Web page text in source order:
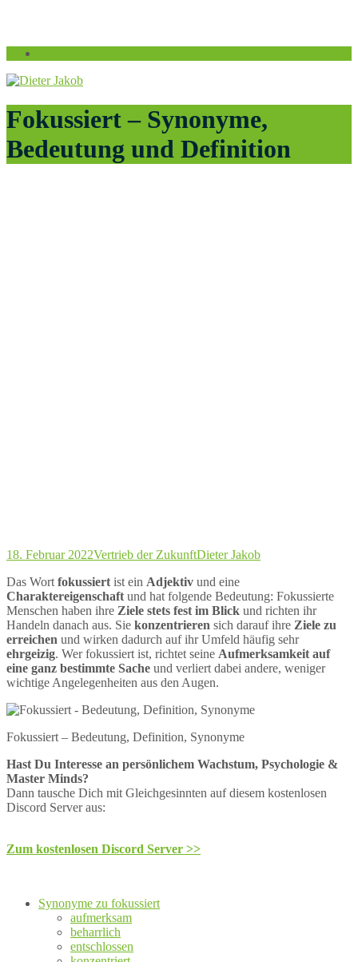
Fokussiert – Synonyme,
Bedeutung und Definition
18. Februar 2022Vertrieb der ZukunftDieter Jakob
Das Wort fokussiert ist ein Adjektiv und eine
Charaktereigenschaft und hat folgende Bedeutung: Fokussierte
Menschen haben ihre Ziele stets fest im Blick und richten ihr
Handeln danach aus. Sie konzentrieren sich darauf ihre Ziele zu
erreichen und wirken dadurch auf ihr Umfeld häufig sehr
ehrgeizig. Wer fokussiert ist, richtet seine Aufmerksamkeit auf
eine ganz bestimmte Sache und verliert dabei andere, weniger
wichtige Angelegenheiten aus den Augen.
Fokussiert – Bedeutung, Definition, Synonyme
Hast Du Interesse an persönlichem Wachstum, Psychologie &
Master Minds?
Dann tausche Dich mit Gleichgesinnten auf diesem kostenlosen
Discord Server aus:
Zum kostenlosen Discord Server >>
Synonyme zu fokussiert
aufmerksam
beharrlich
entschlossen